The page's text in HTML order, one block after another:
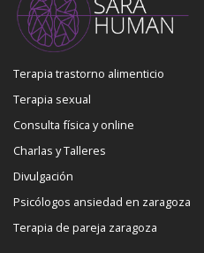
Terapia trastorno alimenticio
Terapia sexual
Consulta física y online
Charlas y Talleres
Divulgación
Psicólogos ansiedad en zaragoza
Terapia de pareja zaragoza